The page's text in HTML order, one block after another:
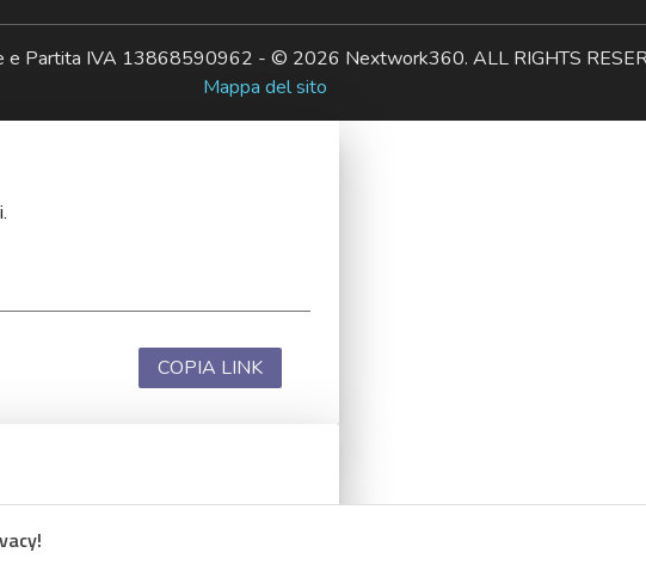
e Partita IVA 13868590962 - © 2026 Nextwork360. ALL RIGHTS
Mappa del sito
COPIA LINK